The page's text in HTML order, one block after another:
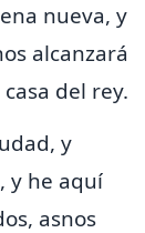
nueva, y
alcanzará
del rey.
y
y he aquí
asnos